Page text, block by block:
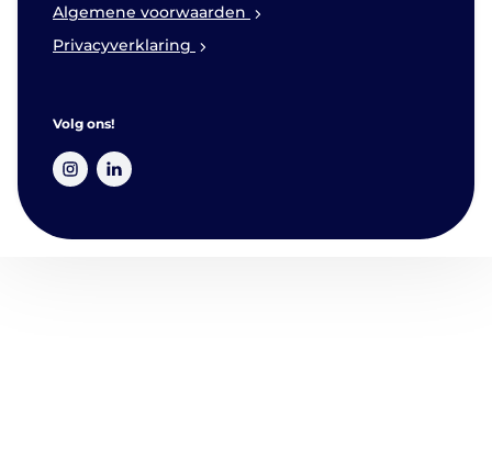
Algemene voorwaarden
Privacyverklaring
Volg ons!